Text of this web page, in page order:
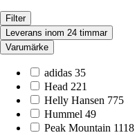
Filter
Leverans inom 24 timmar
Varumärke
adidas 35
Head 221
Helly Hansen 775
Hummel 49
Peak Mountain 1118